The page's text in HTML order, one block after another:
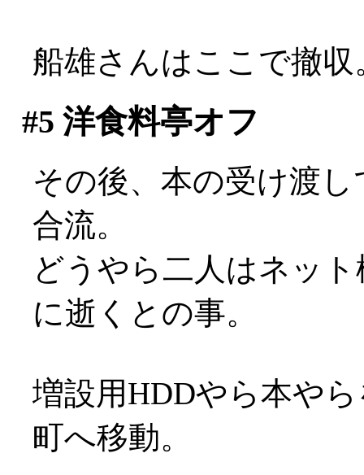
船雄さんはここで撤
#5 洋食料亭オフ
その後、本の受け渡
合流。
どうやら二人はネッ
に逝くとの事。
増設用HDDやら本や
町へ移動。